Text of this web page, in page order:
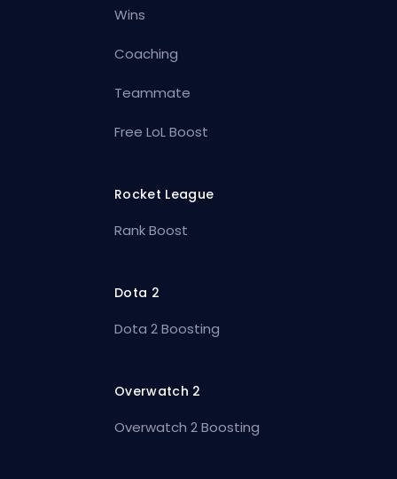
Wins
Coaching
Teammate
Free LoL Boost
Rocket League
Rank Boost
Dota 2
Dota 2 Boosting
Overwatch 2
Overwatch 2 Boosting